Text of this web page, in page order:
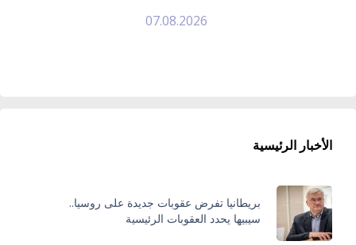
07.08.2026
الأخبار الرئيسية
بريطانيا تفرض عقوبات جديدة على روسيا..
سيبيها يحدد العقوبات الرئيسية